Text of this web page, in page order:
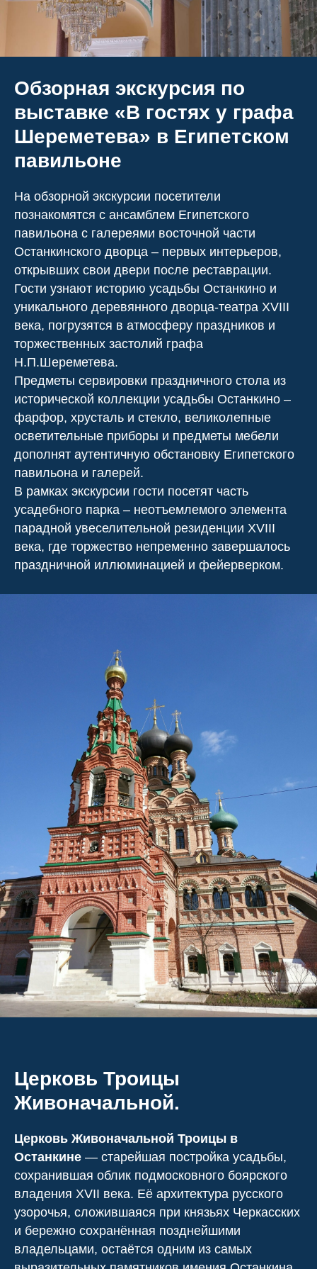
Обзорная экскурсия по
выставке «В гостях у графа
Шереметева» в Египетском
павильоне
На обзорной экскурсии посетители
познакомятся с ансамблем Египетского
павильона с галереями восточной части
Останкинского дворца – первых интерьеров,
открывших свои двери после реставрации.
Гости узнают историю усадьбы Останкино и
уникального деревянного дворца-театра XVIII
века, погрузятся в атмосферу праздников и
торжественных застолий графа
Н.П.Шереметева.
Предметы сервировки праздничного стола из
исторической коллекции усадьбы Останкино –
фарфор, хрусталь и стекло, великолепные
осветительные приборы и предметы мебели
дополнят аутентичную обстановку Египетского
павильона и галерей.
В рамках экскурсии гости посетят часть
усадебного парка – неотъемлемого элемента
парадной увеселительной резиденции XVIII
века, где торжество непременно завершалось
праздничной иллюминацией и фейерверком.
Церковь Троицы
Живоначальной.
Церковь Живоначальной Троицы в
Останкине — старейшая постройка усадьбы,
сохранившая облик подмосковного боярского
владения XVII века. Её архитектура русского
узорочья, сложившаяся при князьях Черкасских
и бережно сохранённая позднейшими
владельцами, остаётся одним из самых